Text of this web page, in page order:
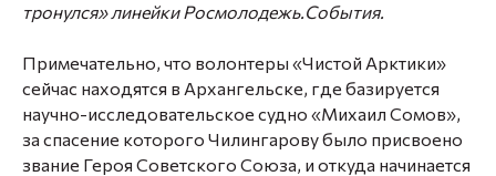
тронулся» линейки Росмолодежь.События.
Примечательно, что волонтеры «Чистой Арктики»
сейчас находятся в Архангельске, где базируется
научно-исследовательское судно «Михаил Сомов»,
за спасение которого Чилингарову было присвоено
звание Героя Советского Союза, и откуда начинается